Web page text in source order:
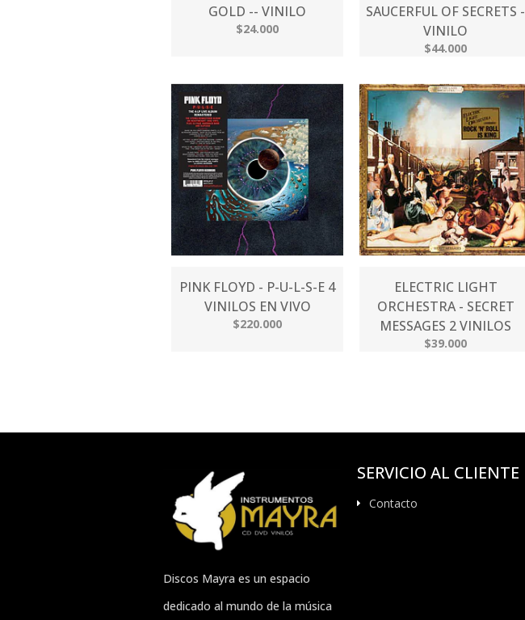
GOLD -- VINILO
$24.000
SAUCERFUL OF SECRETS -
VINILO
$44.000
PINK FLOYD - P-U-L-S-E 4
VINILOS EN VIVO
$220.000
ELECTRIC LIGHT
ORCHESTRA - SECRET
MESSAGES 2 VINILOS
$39.000
Discos Mayra es un espacio
dedicado al mundo de la música
SERVICIO AL CLIENTE
Contacto